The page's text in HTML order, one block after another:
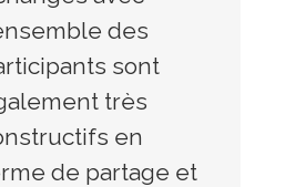
des
sont
très
en
de partage et